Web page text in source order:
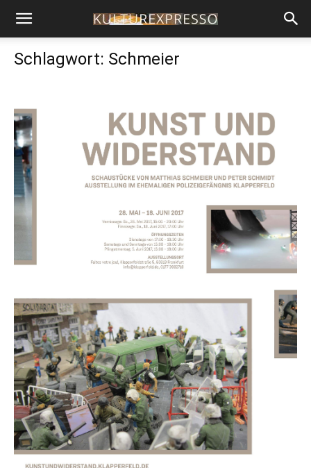
Schlagwort: Schmeier